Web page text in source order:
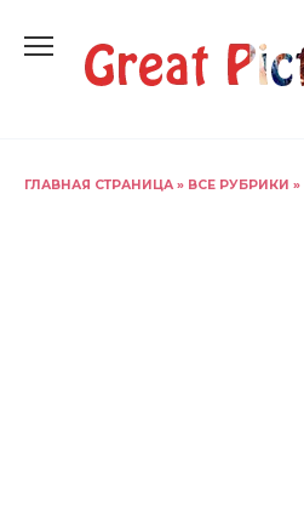
содержанию
ГЛАВНАЯ СТРАНИЦА » ВСЕ РУБРИКИ »